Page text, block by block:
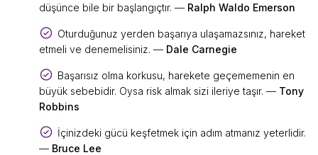
düşünce bile bir başlangıçtır. — Ralph Waldo Emerson
Oturduğunuz yerden başarıya ulaşamazsınız, hareket
etmeli ve denemelisiniz. — Dale Carnegie
Başarısız olma korkusu, harekete geçememenin en
büyük sebebidir. Oysa risk almak sizi ileriye taşır. — Tony
Robbins
İçinizdeki gücü keşfetmek için adım atmanız yeterlidir.
— Bruce Lee